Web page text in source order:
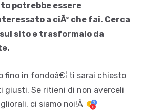
potrebbe essere
a ciÃ² che fai. Cerca
sito e trasformalo da
fino in fondoâ€¦ ti sarai chiesto
giusti. Se ritieni di non averceli
ci siamo noi!Â